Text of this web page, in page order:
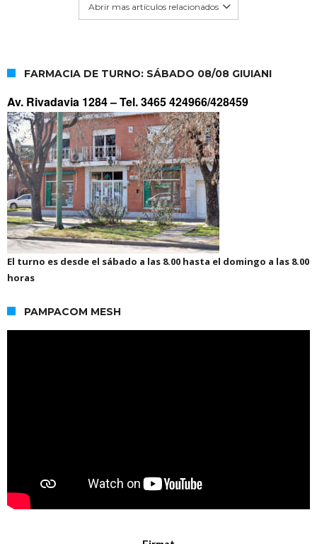
Abrir mas artículos relacionados
FARMACIA DE TURNO: SÁBADO 08/08 GIUIANI
Av. Rivadavia 1284 –Tel. 3465 424966/428459
El turno es desde el sábado a las 8.00 hasta el domingo a las 8.00
horas
PAMPACOM MESH